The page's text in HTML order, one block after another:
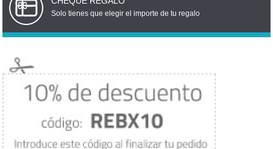
Solo tienes que elegir el importe de tu regalo